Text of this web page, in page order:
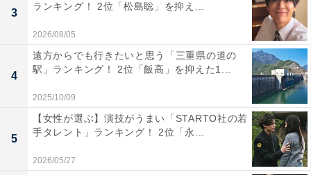
1位：八重雲晴れてフィナンシェ（KAnoZA）／62
3
ランキング！ 2位「松島聡」を抑え...
2026/08/05
4
遠方からでも行きたいと思う「三重県の道の
駅」ランキング！ 2位「飯高」を抑えた1...
2025/10/09
5
【女性が選ぶ】演技がうまい「STARTO社の若
手タレント」ランキング！ 2位「永...
2026/05/27